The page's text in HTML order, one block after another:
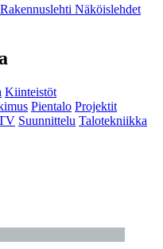
Näköislehdet
Kiinteistöt
Pientalo Projektit
Suunnittelu Talotekniikka